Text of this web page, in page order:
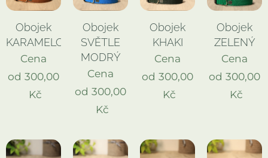
Obojek
KARAMELOVÝ
Cena
od 300,00
Kč
Obojek
SVĚTLE
MODRÝ
Cena
od 300,00
Kč
Obojek
KHAKI
Cena
od 300,00
Kč
Obojek
ZELENÝ
Cena
od 300,00
Kč